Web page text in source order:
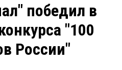
Рейтинги
Блоги
Архив
победил в
"100
России"